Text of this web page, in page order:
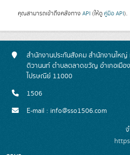
คุณสามารถเข้าถึงคลังทาง API (ให้ดู คู่มือ API).
สำนักงานประกันสังคม สำนักงานให
ติวานนท์ ตำบลตลาดขวัญ อำเภอเมื
ไปรษณีย์ 11000
1506
E-mail : info@sso1506.com